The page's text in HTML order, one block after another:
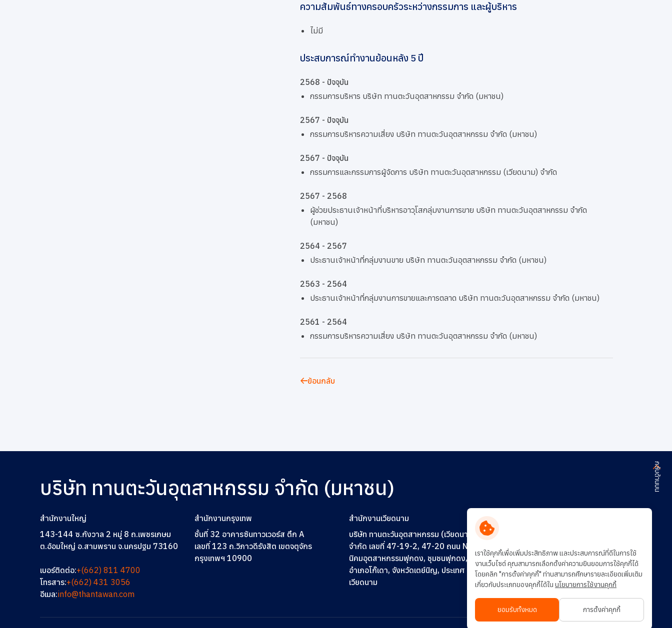
ความสัมพันธ์ทางครอบครัวระหว่างกรรมการ และผู้บริหาร
ไม่มี
ประสบการณ์ทำงานย้อนหลัง 5 ปี
2568 - ปัจจุบัน
กรรมการบริหาร บริษัท ทานตะวันอุตสาหกรรม จำกัด (มหาชน)
2567 - ปัจจุบัน
กรรมการบริหารความเสี่ยง บริษัท ทานตะวันอุตสาหกรรม จำกัด (มหาชน)
2567 - ปัจจุบัน
กรรมการและกรรมการผู้จัดการ บริษัท ทานตะวันอุตสาหกรรม (เวียดนาม) จำกัด
2567 - 2568
ผู้ช่วยประธานเจ้าหน้าที่บริหารอาวุโสกลุ่มงานการขาย บริษัท ทานตะวันอุตสาหกรรม จำกัด
(มหาชน)
2564 - 2567
ประธานเจ้าหน้าที่กลุ่มงานขาย บริษัท ทานตะวันอุตสาหกรรม จำกัด (มหาชน)
2563 - 2564
ประธานเจ้าหน้าที่กลุ่มงานการขายและการตลาด บริษัท ทานตะวันอุตสาหกรรม จำกัด (มหาชน)
2561 - 2564
กรรมการบริหารความเสี่ยง บริษัท ทานตะวันอุตสาหกรรม จำกัด (มหาชน)
ย้อนกลับ
บริษัท ทานตะวันอุตสาหกรรม จำกัด (มหาชน)
สำนักงานใหญ่
143-144 ซ.กังวาล 2 หมู่ 8 ถ.เพชรเกษม
ต.อ้อมใหญ่ อ.สามพราน จ.นครปฐม 73160
เบอร์ติดต่อ:+(662) 811 4700
โทรสาร:+(662) 431 3056
อีเมล:info@thantawan.com
สำนักงานกรุงเทพ
ชั้นที่ 32 อาคารซันทาวเวอร์ส ตึก A
เลขที่ 123 ถ.วิภาวดีรังสิต เขตจตุจักร
กรุงเทพฯ 10900
สำนักงานเวียดนาม
บริษัท ทานตะวันอุตสาหกรรม (เวียดนาม)
จำกัด เลขที่ 47-19-2, 47-20 ถนน N16
นิคมอุตสาหกรรมฟุกดง, ชุมชนฟุกดง,
อำเภอโก๊เดา, จังหวัดเตย์นิญ, ประเทศ
เวียดนาม
ติดต่อเรา
ร่วมงานกับเรา
การพัฒนาอย่างยั่งยืน
กลับด้านบน
เราใช้คุกกี้เพื่อเพิ่มประสิทธิภาพ และประสบการณ์ที่ดีในการใช้
งานเว็บไซต์ คุณสามารถเลือกตั้งค่าความยินยอมการใช้คุกกี้ได้
โดยคลิก "การตั้งค่าคุกกี้" ท่านสามารถศึกษารายละเอียดเพิ่มเติม
เกี่ยวกับประเภทของคุกกี้ได้ใน นโยบายการใช้งานคุกกี้
ยอมรับทั้งหมด การตั้งค่าคุกกี้